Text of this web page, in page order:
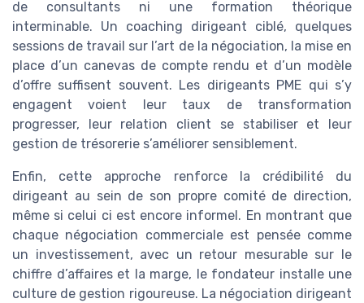
de consultants ni une formation théorique
interminable. Un coaching dirigeant ciblé, quelques
sessions de travail sur l’art de la négociation, la mise en
place d’un canevas de compte rendu et d’un modèle
d’offre suffisent souvent. Les dirigeants PME qui s’y
engagent voient leur taux de transformation
progresser, leur relation client se stabiliser et leur
gestion de trésorerie s’améliorer sensiblement.
Enfin, cette approche renforce la crédibilité du
dirigeant au sein de son propre comité de direction,
même si celui ci est encore informel. En montrant que
chaque négociation commerciale est pensée comme
un investissement, avec un retour mesurable sur le
chiffre d’affaires et la marge, le fondateur installe une
culture de gestion rigoureuse. La négociation dirigeant